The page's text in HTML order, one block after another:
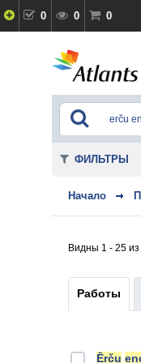
0 0 0
Начало
Видны 1 - 25
Работы
Ērču
ФИЛЬТРЫ